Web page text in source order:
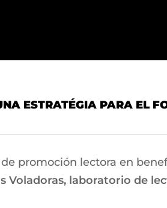
ESTRATÉGIA PARA EL
promoción lectora en
Voladoras, laboratorio de